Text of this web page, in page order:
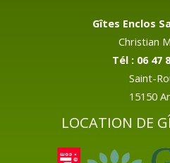
Gîtes Enclos
Christian
Tél : 06 47
Saint-
15150
LOCATION DE